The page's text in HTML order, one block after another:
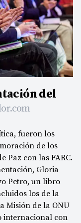
del
fueron los
de los
Paz con las FARC.
Gloria
Petro, un libro
los de la
Misión de la ONU
internacional con